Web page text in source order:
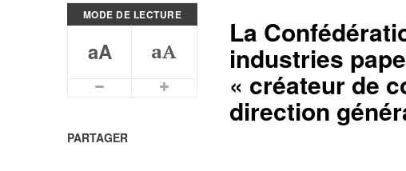
MODE DE LECTURE
aA aA
Plus petits caractèresPlus grands caractères
PARTAGER
La
industries
« créateur de
direction